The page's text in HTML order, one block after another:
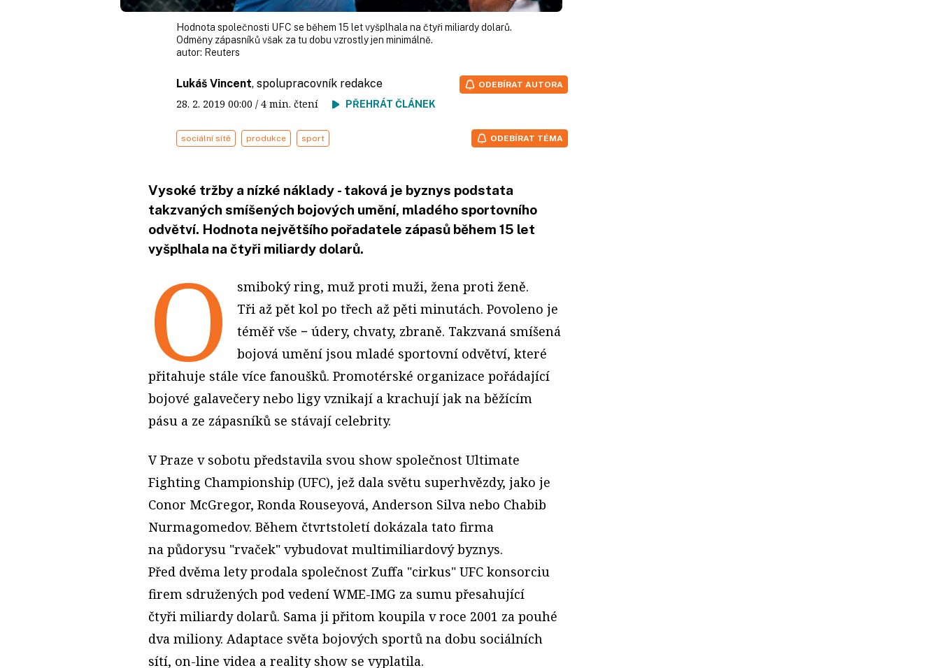
Hodnota společnosti UFC se během 15 let vyšplhala na čtyři miliardy dolarů.
Odměny zápasníků však za tu dobu vzrostly jen minimálně.
autor: Reuters
Lukáš Vincent, spolupracovník redakce
28. 2. 2019 00:00 / 4 min. čtení PŘEHRÁT ČLÁNEK
ODEBÍRAT AUTORA
sociální sítě produkce sport ODEBÍRAT TÉMA
Vysoké tržby a nízké náklady - taková je byznys podstata
takzvaných smíšených bojových umění, mladého sportovního
odvětví. Hodnota největšího pořadatele zápasů během 15 let
vyšplhala na čtyři miliardy dolarů.
O
smiboký ring, muž proti muži, žena proti ženě.
Tři až pět kol po třech až pěti minutách. Povoleno je
téměř vše − údery, chvaty, zbraně. Takzvaná smíšená
bojová umění jsou mladé sportovní odvětví, které
přitahuje stále více fanoušků. Promotérské organizace pořádající
bojové galavečery nebo ligy vznikají a krachují jak na běžícím
pásu a ze zápasníků se stávají celebrity.
V Praze v sobotu představila svou show společnost Ultimate
Fighting Championship (UFC), jež dala světu superhvězdy, jako je
Conor McGregor, Ronda Rouseyová, Anderson Silva nebo Chabib
Nurmagomedov. Během čtvrtstoletí dokázala tato firma
na půdorysu "rvaček" vybudovat multimiliardový byznys.
Před dvěma lety prodala společnost Zuffa "cirkus" UFC konsorciu
firem sdružených pod vedení WME-IMG za sumu přesahující
čtyři miliardy dolarů. Sama ji přitom koupila v roce 2001 za pouhé
dva miliony. Adaptace světa bojových sportů na dobu sociálních
sítí, on-line videa a reality show se vyplatila.